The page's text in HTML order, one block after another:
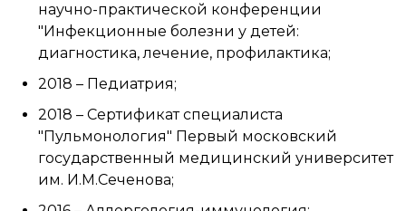
научно-практической конференции
"Инфекционные болезни у детей:
диагностика, лечение, профилактика;
2018 – Педиатрия;
2018 – Сертификат специалиста
"Пульмонология" Первый московский
государственный медицинский университет
им. И.М.Сеченова;